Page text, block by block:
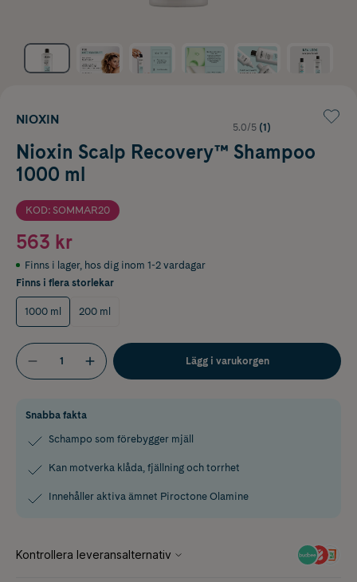
NIOXIN
5.0/5 (1)
Nioxin Scalp Recovery™ Shampoo
1000 ml
KOD: SOMMAR20
563 kr
Finns i lager, hos dig inom 1-2 vardagar
Finns i flera storlekar
1000 ml 200 ml
Lägg i varukorgen
Snabba fakta
Schampo som förebygger mjäll
Kan motverka klåda, fjällning och torrhet
Innehåller aktiva ämnet Piroctone Olamine